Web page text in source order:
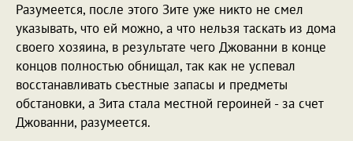
Разумеется, после этого Зите уже никто не смел
указывать, что ей можно, а что нельзя таскать из дома
своего хозяина, в результате чего Джованни в конце
концов полностью обнищал, так как не успевал
восстанавливать съестные запасы и предметы
обстановки, а Зита стала местной героиней - за счет
Джованни, разумеется.